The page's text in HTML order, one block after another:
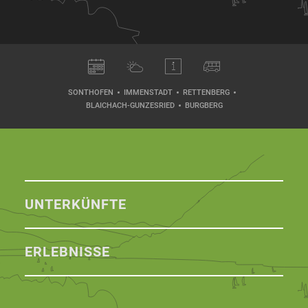
SONTHOFEN IMMENSTADT
RETTENBERG
BLAICHACH-GUNZESRIED
BURGBERG
UNTERKÜNFTE
ERLEBNISSE